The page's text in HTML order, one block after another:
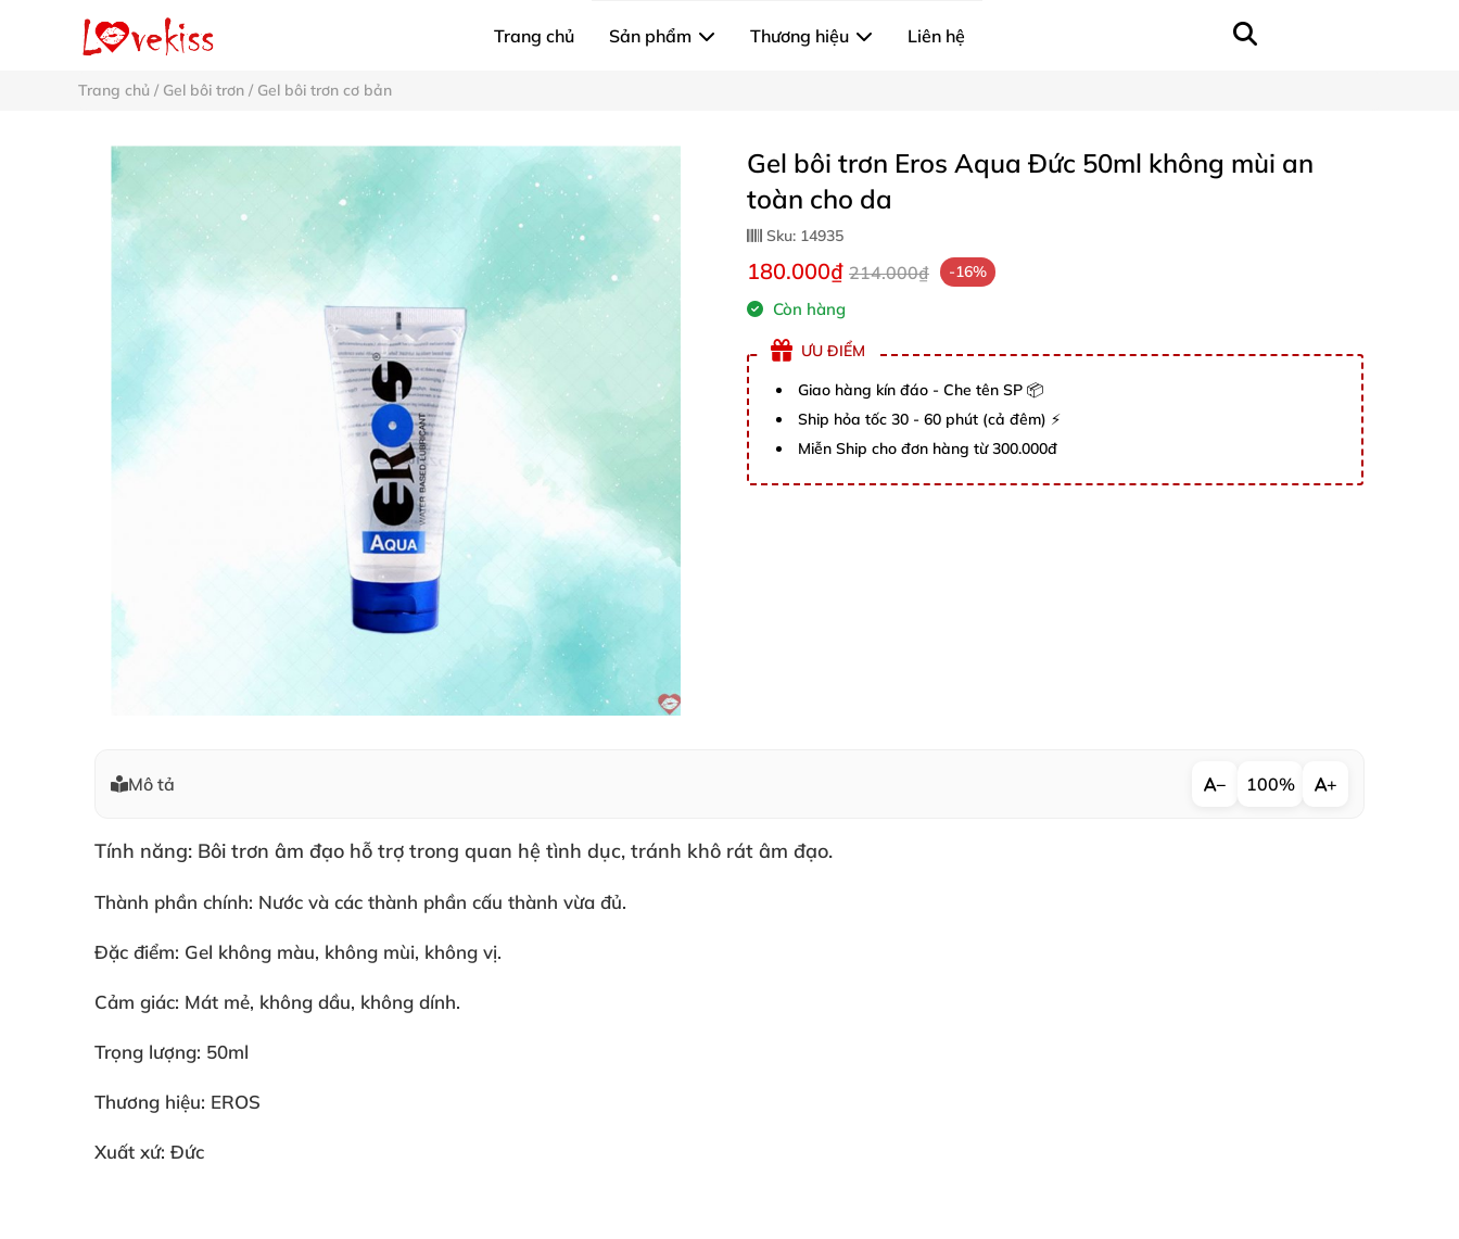
Trang chủ Sản phẩm Thương hiệu Liên hệ
Trang chủ / Gel bôi trơn / Gel bôi trơn cơ bản
Gel bôi trơn Eros Aqua Đức 50ml không mùi an
toàn cho da
Sku: 14935
180.000₫ 214.000₫ -16%
Còn hàng
ƯU ĐIỂM
Giao hàng kín đáo - Che tên SP 📦
Ship hỏa tốc 30 - 60 phút (cả đêm) ⚡
Miễn Ship cho đơn hàng từ 300.000đ
Mô tả − 100% +
Tính năng: Bôi trơn âm đạo hỗ trợ trong quan hệ tình dục, tránh khô rát âm đạo.
Thành phần chính: Nước và các thành phần cấu thành vừa đủ.
Đặc điểm: Gel không màu, không mùi, không vị.
Cảm giác: Mát mẻ, không dầu, không dính.
Trọng lượng: 50ml
Thương hiệu: EROS
Xuất xứ: Đức